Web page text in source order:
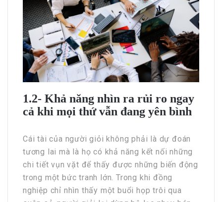
1.2- Khả năng nhìn ra rủi ro ngay
cả khi mọi thứ vẫn đang yên bình
Cái tài của người giỏi không phải là dự đoán
tương lai mà là họ có khả năng kết nối những
chi tiết vụn vặt để thấy được những biến động
trong một bức tranh lớn. Trong khi đồng
nghiệp chỉ nhìn thấy một buổi họp trôi qua